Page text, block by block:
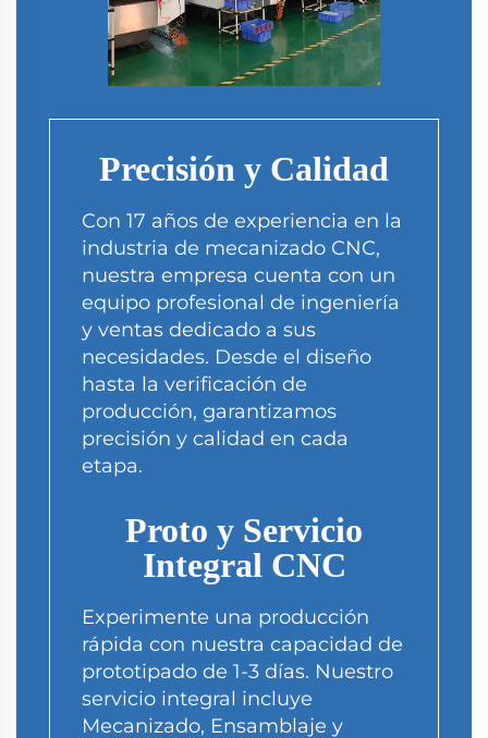
Precisión y Calidad
Con 17 años de experiencia en la
industria de mecanizado CNC,
nuestra empresa cuenta con un
equipo profesional de ingeniería
y ventas dedicado a sus
necesidades. Desde el diseño
hasta la verificación de
producción, garantizamos
precisión y calidad en cada
etapa.
Proto y Servicio
Integral CNC
Experimente una producción
rápida con nuestra capacidad de
prototipado de 1-3 días. Nuestro
servicio integral incluye
Mecanizado, Ensamblaje y